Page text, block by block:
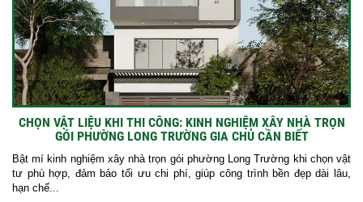
CHỌN VẬT LIỆU KHI THI CÔNG: KINH NGHIỆM XÂY NHÀ TRỌN
GÓI PHƯỜNG LONG TRƯỜNG GIA CHỦ CẦN BIẾT
Bật mí kinh nghiệm xây nhà trọn gói phường Long Trường khi chọn vật
tư phù hợp, đảm bảo tối ưu chi phí, giúp công trình bền đẹp dài lâu,
hạn chế...